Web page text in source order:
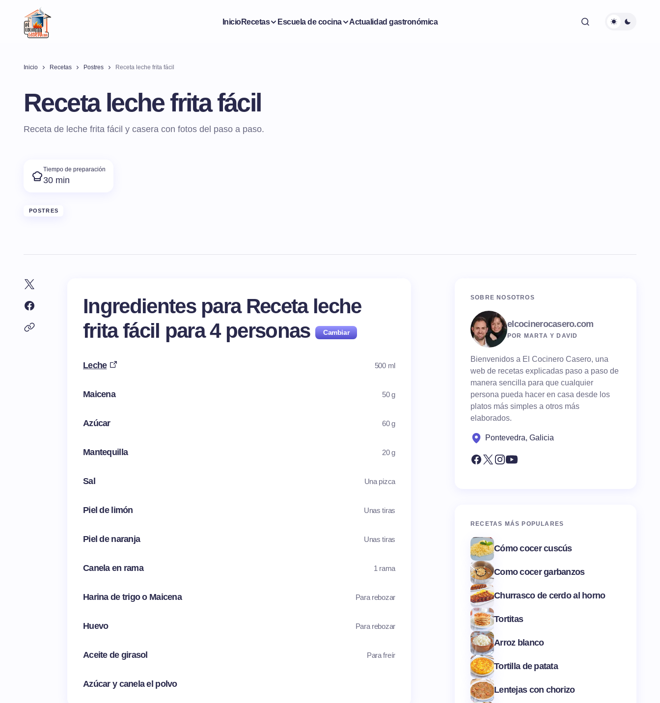
InicioRecetas Escuela de cocina Actualidad gastronómica
Inicio Recetas Postres Receta leche frita fácil
Receta leche frita fácil
Receta de leche frita fácil y casera con fotos del paso a paso.
Tiempo de preparación
30 min
POSTRES
Ingredientes para Receta leche
frita fácil para4 personas
Leche 500 ml
Maicena 50 g
Azúcar 60 g
Mantequilla 20 g
Sal Una pizca
Piel de limón Unas tiras
Piel de naranja Unas tiras
Canela en rama 1 rama
Harina de trigo o Maicena Para rebozar
Huevo Para rebozar
Aceite de girasol Para freír
Azúcar y canela el polvo
SOBRE NOSOTROS
elcocinerocasero.com
POR MARTA Y DAVID
Bienvenidos a El Cocinero Casero, una
web de recetas explicadas paso a paso de
manera sencilla para que cualquier
persona pueda hacer en casa desde los
platos más simples a otros más
elaborados.
Pontevedra, Galicia
RECETAS MÁS POPULARES
Cómo cocer cuscús
Como cocer garbanzos
Churrasco de cerdo al horno
Tortitas
Arroz blanco
Tortilla de patata
Lentejas con chorizo